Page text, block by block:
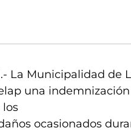
La Municipalidad de
una
ocasionados